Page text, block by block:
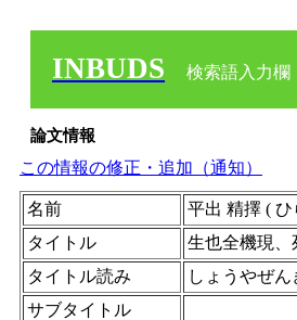
INBUDS 検索語入力欄
論文情報
この情報の修正・追加（通知）
名前
平出 精擇 ( ひ
タイトル
生也全機現、
タイトル読み
しょうやぜ
サブタイトル